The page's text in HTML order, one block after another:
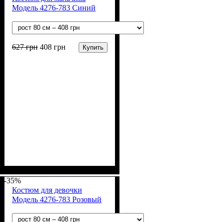
Модель 4276-783 Синий
627грн 408 грн Купить
(70% х/б, 30% эластан)
-35%
Костюм для девочки
Модель 4276-783 Розовый